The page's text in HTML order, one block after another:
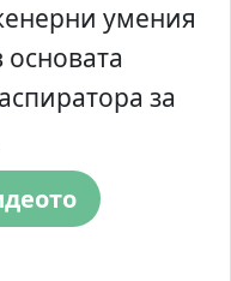
умения
за